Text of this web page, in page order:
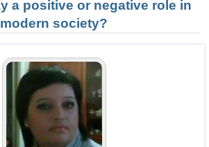
a positive or negative role in
modern society?